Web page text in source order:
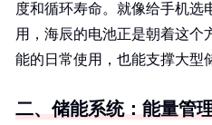
度和循环寿命。就像给手机选
用，海辰的电池正是朝着这个
能的日常使用，也能支撑大型
二、储能系统：能量管